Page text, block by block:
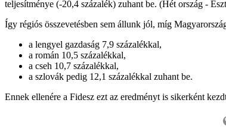
teljesítménye (-20,4 százalék) zuhant be. (Hét ország -
Így régiós összevetésben sem állunk jól, míg
a lengyel gazdaság 7,9 százalékkal,
a román 10,5 százalékkal,
a cseh 10,7 százalékkal,
a szlovák pedig 12,1 százalékkal zuhant be.
Ennek ellenére a Fidesz ezt az eredményt is sikerként